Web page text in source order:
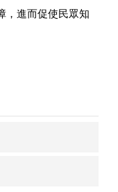
，進而促使民眾知